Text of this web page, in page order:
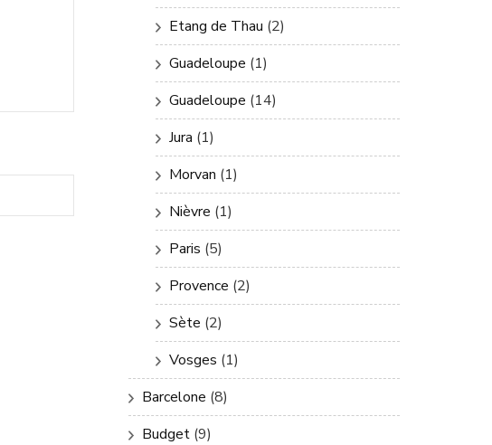
Etang de Thau (2)
Guadeloupe (1)
Guadeloupe (14)
Jura (1)
Morvan (1)
Nièvre (1)
Paris (5)
Provence (2)
Sète (2)
Vosges (1)
Barcelone (8)
Budget (9)